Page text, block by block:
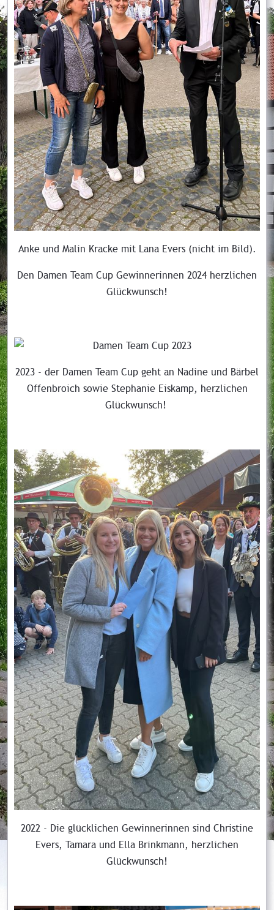
Anke und Malin Kracke mit Lana Evers (nicht im Bild).
Den Damen Team Cup Gewinnerinnen 2024 herzlichen
Glückwunsch!
2023 - der Damen Team Cup geht an Nadine und Bärbel
Offenbroich sowie Stephanie Eiskamp, herzlichen
Glückwunsch!
2022 - Die glücklichen Gewinnerinnen sind Christine
Evers, Tamara und Ella Brinkmann, herzlichen
Glückwunsch!